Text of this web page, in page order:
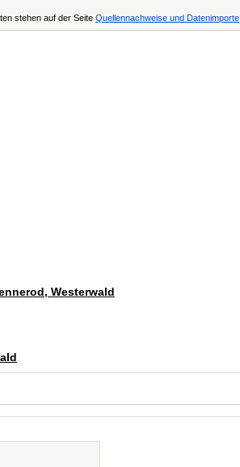
stehen auf der Seite Quellennachweise und Datenimporte
Westerwald